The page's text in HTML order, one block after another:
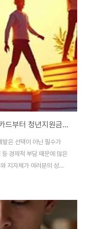
규모가 확대되었습니다.
리기사, 전기기사, 건축기
정받는 자격증 💰 지원 금
자기계발 지원금 총정리! 국민내일배움카드부터 청년지원금까지 완벽 가이드
은 선택이 아닌 필수가
경제적 부담 때문에 많은
지자체가 여러분의 성장
지원금의 모든 것을 파헤
재정적 지원입니다. 단순
활동까지 다양한 분야를
직자, 재직자, 자영업자